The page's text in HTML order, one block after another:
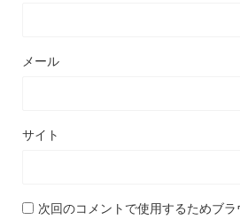
メール
サイト
次回のコメントで使用するためブ